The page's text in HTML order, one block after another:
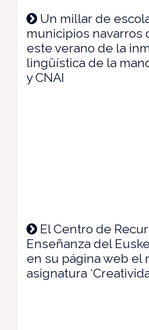
Un millar de
municipios navarros
este verano de la
lingüística de la
y CNAI
El Centro de
Enseñanza del
en su página web el
asignatura